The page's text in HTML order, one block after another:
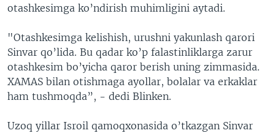
otashkesimga ko’ndirish muhimligini aytadi.
"Otashkesimga kelishish, urushni yakunlash qarori
Sinvar qo’lida. Bu qadar ko’p falastinliklarga zarur
otashkesim bo’yicha qaror berish uning zimmasida.
XAMAS bilan otishmaga ayollar, bolalar va erkaklar
ham tushmoqda”, - dedi Blinken.
Uzoq yillar Isroil qamoqxonasida o’tkazgan Sinvar